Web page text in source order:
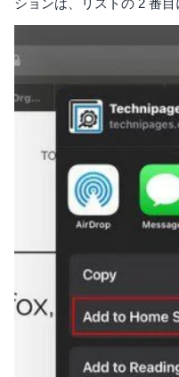
ションは、リストの 2 番目